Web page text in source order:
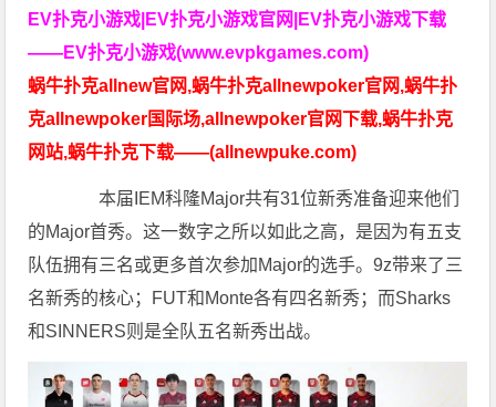
EV扑克小游戏|EV扑克小游戏官网|EV扑克小游戏下载
——EV扑克小游戏(www.evpkgames.com)
蜗牛扑克allnew官网,蜗牛扑克allnewpoker官网,蜗牛扑
克allnewpoker国际场,allnewpoker官网下载,蜗牛扑克
网站,蜗牛扑克下载——(allnewpuke.com)
本届IEM科隆Major共有31位新秀准备迎来他们
的Major首秀。这一数字之所以如此之高，是因为有五支
队伍拥有三名或更多首次参加Major的选手。9z带来了三
名新秀的核心；FUT和Monte各有四名新秀；而Sharks
和SINNERS则是全队五名新秀出战。